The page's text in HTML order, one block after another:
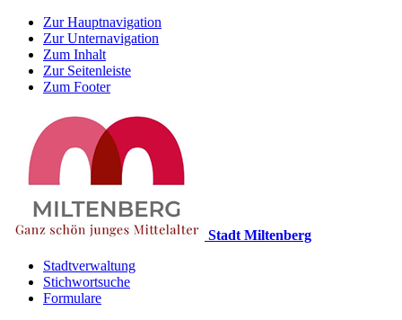
Zur Hauptnavigation
Zur Unternavigation
Zum Inhalt
Zur Seitenleiste
Zum Footer
Stadt Miltenberg
Stadtverwaltung
Stichwortsuche
Formulare